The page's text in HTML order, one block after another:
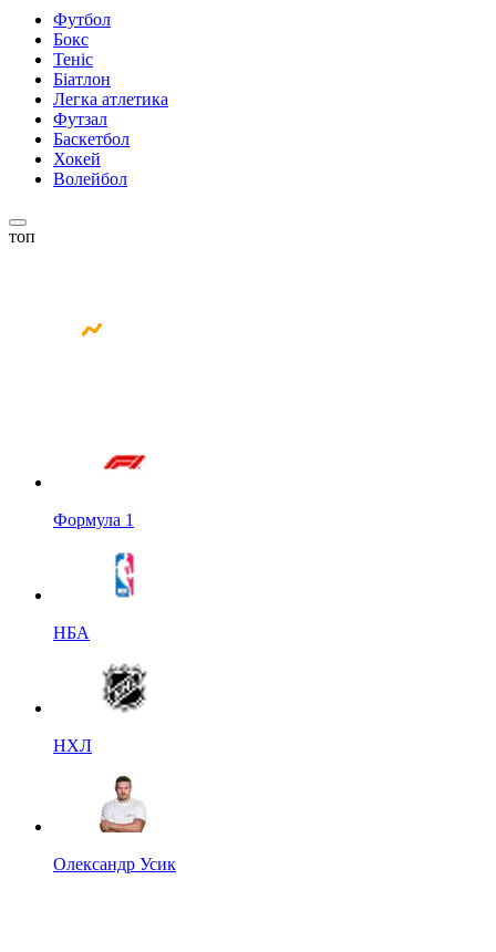
Футбол
Бокс
Теніс
Біатлон
Легка атлетика
Футзал
Баскетбол
Хокей
Волейбол
топ
Формула 1
НБА
НХЛ
Олександр Усик